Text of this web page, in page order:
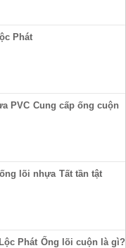
Phát
Cung cấp ống cuộn
Tất tần tật
Ống lõi cuộn là gì?